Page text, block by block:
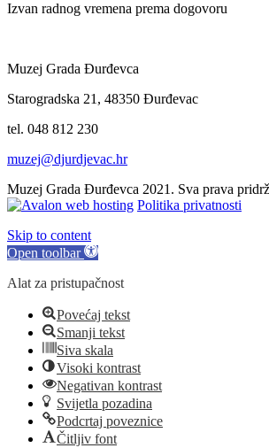
Izvan radnog vremena prema dogovoru
Muzej Grada Đurđevca
Starogradska 21, 48350 Đurđevac
tel. 048 812 230
muzej@djurdjevac.hr
Muzej Grada Đurđevca 2021. Sva prava
Politika privatnosti
Skip to content
Open toolbar
Alat za pristupačnost
Povećaj tekst
Smanji tekst
Siva skala
Visoki kontrast
Negativan kontrast
Svijetla pozadina
Podcrtaj poveznice
Čitljiv font